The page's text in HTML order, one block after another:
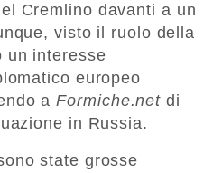
Cremlino davanti a un
visto il ruolo della
un interesse
europeo
aFormiche.net di
in Russia.
state grosse